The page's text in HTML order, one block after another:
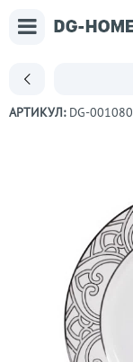
АРТИКУЛ: DG-001080